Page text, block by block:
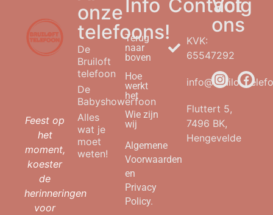
Feest op
het
moment,
koester
de
herinneringen
voor
onze
telefoons!
De
Bruiloft
telefoon
De
Babyshowerfoon
Alles
wat je
moet
weten!
Info
Terug
naar
boven
Hoe
werkt
het
Wie zijn
wij
Algemene
Voorwaarden
en
Privacy
Policy.
Contact
KVK:
65547292
Fluttert 5,
7496 BK,
Hengevelde
Volg
ons